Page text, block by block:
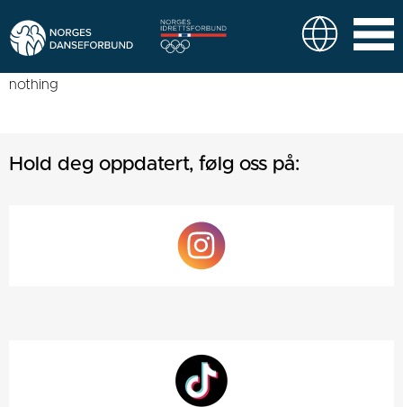
nothing
Hold deg oppdatert, følg oss på: